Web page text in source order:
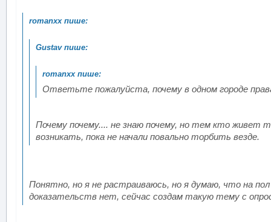
Ответьте пожалуйста, почему в одном городе
Почему почему.... не знаю почему, но тем кто живет
возникать, пока не начали повально торбить везде.
Понятно, но я не растраиваюсь, но я думаю, что на
доказательств нет, сейчас создам такую тему с